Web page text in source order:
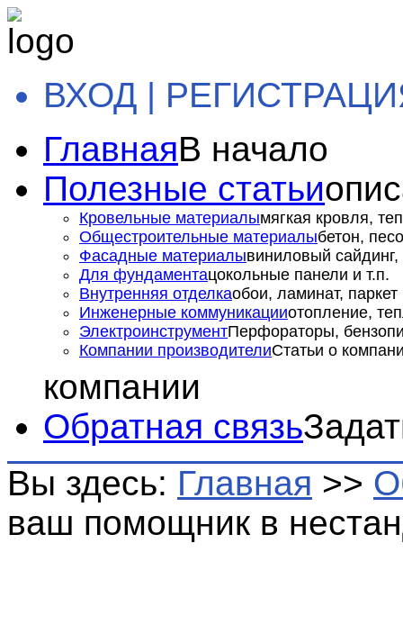
ВХОД |
ГлавнаяВ начало
Полезные статьи
Кровельные материалымягкая кровля,
Общестроительные материалыбетон,
Фасадные материалывиниловый сайдинг,
Для фундаментацокольные панели и т.п.
Внутренняя отделкаобои, ламинат, паркет
Инженерные коммуникацииотопление,
ЭлектроинструментПерфораторы,
Компании производителиСтатьи о
компании
Обратная связь
Вы здесь: Главная >>
ваш помощник в